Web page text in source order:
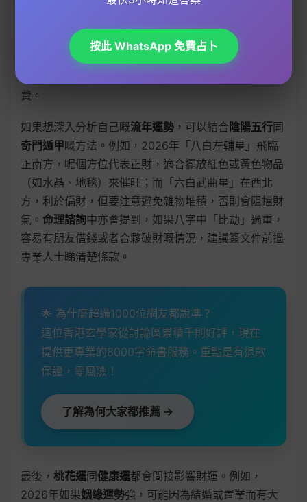
中嘅「水火既濟」卦象提示，財運好壞同人際
關係息息相關，如果
出現問題，連帶
費。
如果想深入分析自己嘅流年運勢 ，可以結合 陰陽五行同
奇門遁甲嘅方法。例如，2026年「八白左輔星」飛臨
正南方，呢個方位代表正財，適合擺放紅色或黃色物品
（如水晶、地毯）來催旺；而「六白武曲星」在西北
方，利於偏財，但要注意避免雜物堆積，否則會阻擋財
氣。 命理諮詢中亦會提到，如果八字中「比劫」過重，
容易有朋友借錢或者合夥破財嘅情況，建議簽文件前搵
專業人士睇清楚條款。
🌟 為什麼超過1000位網友都說準？
這位香港玄學家從討論區累積千則好評，現在
提供更專業的8000字命書服務。重點是有退款
保證，零風險！
了解為何大家都推薦 →
最後， 桃花運同健康運都會間接影響財運。例如，
2026年如果姻緣運勢強，可能因為結婚或置業而有大
按此 WhatsApp 免費占卜